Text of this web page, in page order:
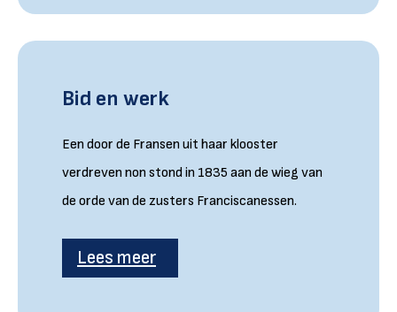
Bid en werk
Een door de Fransen uit haar klooster
verdreven non stond in 1835 aan de wieg van
de orde van de zusters Franciscanessen.
Lees meer